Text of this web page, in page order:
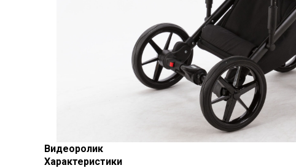
Видеоролик
Характеристики